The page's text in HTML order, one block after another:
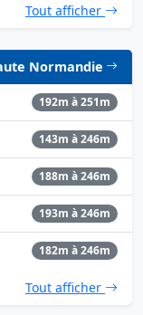
Tout afficher
Normandie
192m à 251m
143m à 246m
188m à 246m
193m à 246m
182m à 246m
Tout afficher